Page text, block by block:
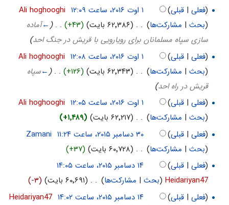
(فعلی| قبلی)
‏
Ali hoghooghi
(بحث| مشارکت‌ها)
. . (۶۲٬۳۸۶ بایت) (+۴۳)‏
. .
(
←آماده
سازی سپاه مسلمانان برای رویارویی با قریش در جنگ احد)
(فعلی| قبلی)
‏
Ali hoghooghi
(بحث| مشارکت‌ها)
. . (۶۲٬۳۴۳ بایت) (+۱۲۶)‏
. .
(
←سپاه
قریش در راه احد)
(فعلی| قبلی)
‏
Ali hoghooghi
(بحث| مشارکت‌ها)
. . (۶۲٬۲۱۷ بایت)
(+۱٬۴۸۹)
(فعلی| قبلی)
‏
Zamani
(بحث| مشارکت‌ها)
. . (۶۰٬۷۲۸ بایت)
(+۳۷)
(فعلی| قبلی)
Heidariyan47
(بحث| مشارکت‌ها)
. . (۶۰٬۶۹۱ بایت)
(-۳)
(فعلی| قبلی)
‏
Heidariyan47